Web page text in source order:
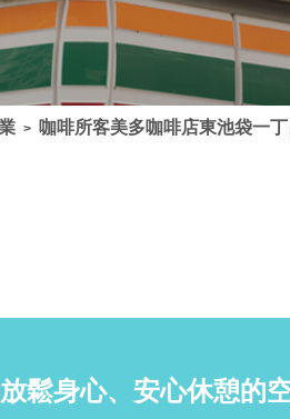
> 咖啡所客美多咖啡店東池袋一
鬆身心、安心休憩的